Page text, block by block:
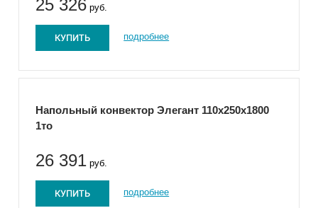
25 326 руб.
КУПИТЬ подробнее
Напольный конвектор Элегант 110x250x1800
1то
26 391 руб.
КУПИТЬ подробнее